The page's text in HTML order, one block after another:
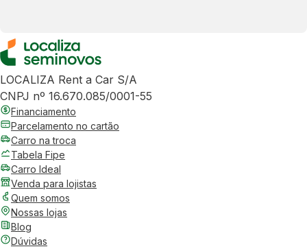
LOCALIZA Rent a Car S/A
CNPJ nº 16.670.085/0001-55
Financiamento
Parcelamento no cartão
Carro na troca
Tabela Fipe
Carro Ideal
Venda para lojistas
Quem somos
Nossas lojas
Blog
Dúvidas